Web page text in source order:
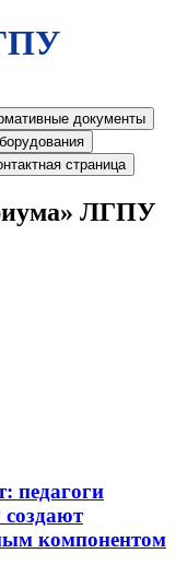
документы
страница
ЛГПУ
педагоги
компонентом